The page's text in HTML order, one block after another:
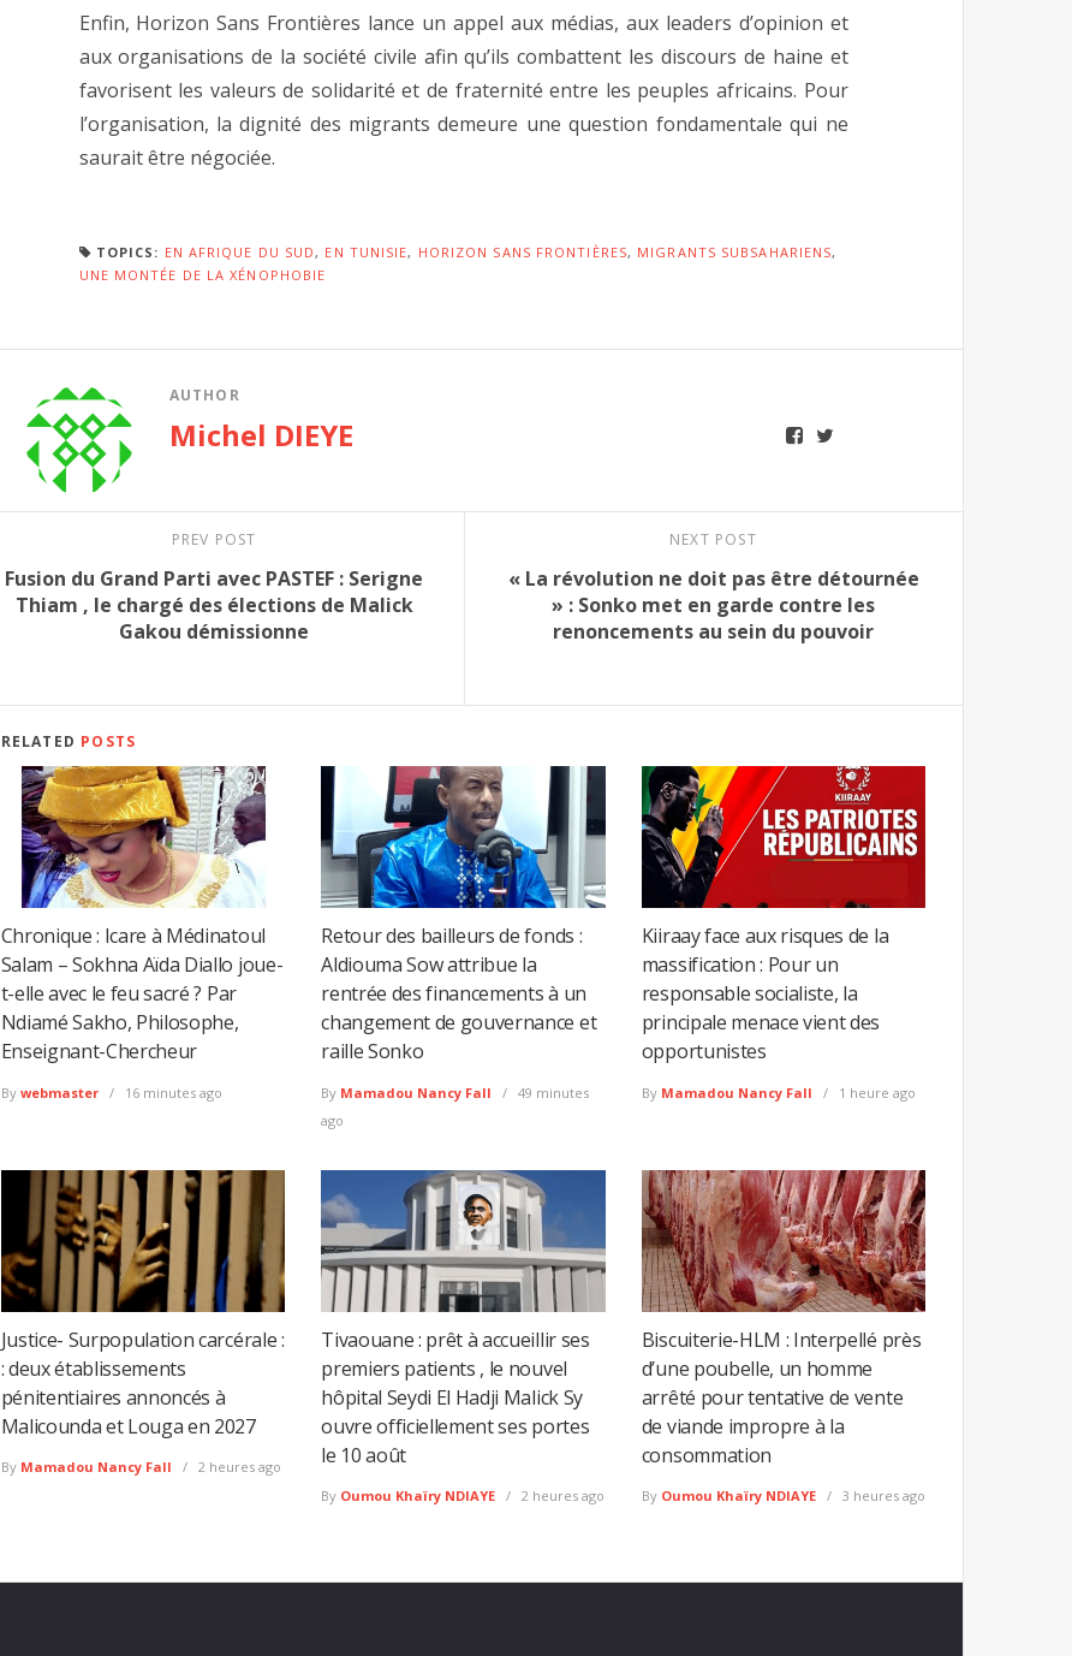
Enfin, Horizon Sans Frontières lance un appel aux médias, aux leaders d’opinion et
aux organisations de la société civile afin qu’ils combattent les discours de haine et
favorisent les valeurs de solidarité et de fraternité entre les peuples africains. Pour
l’organisation, la dignité des migrants demeure une question fondamentale qui ne
saurait être négociée.
TOPICS: EN AFRIQUE DU SUD , EN TUNISIE, HORIZON SANS FRONTIÈRES, MIGRANTS SUBSAHARIENS,
UNE MONTÉE DE LA XÉNOPHOBIE
AUTHOR
Michel DIEYE
PREV POST
Fusion du Grand Parti avec PASTEF : Serigne
Thiam , le chargé des élections de Malick
Gakou démissionne
NEXT POST
« La révolution ne doit pas être détournée
» : Sonko met en garde contre les
renoncements au sein du pouvoir
RELATED POSTS
Chronique : Icare à Médinatoul
Salam – Sokhna Aïda Diallo joue-
t-elle avec le feu sacré ? Par
Ndiamé Sakho, Philosophe,
Enseignant-Chercheur
By webmaster 16 minutes ago
Retour des bailleurs de fonds :
Aldiouma Sow attribue la
rentrée des financements à un
changement de gouvernance et
raille Sonko
By Mamadou Nancy Fall
49 minutes
ago
Kiiraay face aux risques de la
massification : Pour un
responsable socialiste, la
principale menace vient des
opportunistes
By Mamadou Nancy Fall 1 heure ago
Justice- Surpopulation carcérale :
: deux établissements
pénitentiaires annoncés à
Malicounda et Louga en 2027
By Mamadou Nancy Fall 2 heures ago
Tivaouane : prêt à accueillir ses
premiers patients , le nouvel
hôpital Seydi El Hadji Malick Sy
ouvre officiellement ses portes
le 10 août
By Oumou Khaïry NDIAYE 2 heures ago
Biscuiterie-HLM : Interpellé près
d’une poubelle, un homme
arrêté pour tentative de vente
de viande impropre à la
consommation
By Oumou Khaïry NDIAYE 3 heures ago